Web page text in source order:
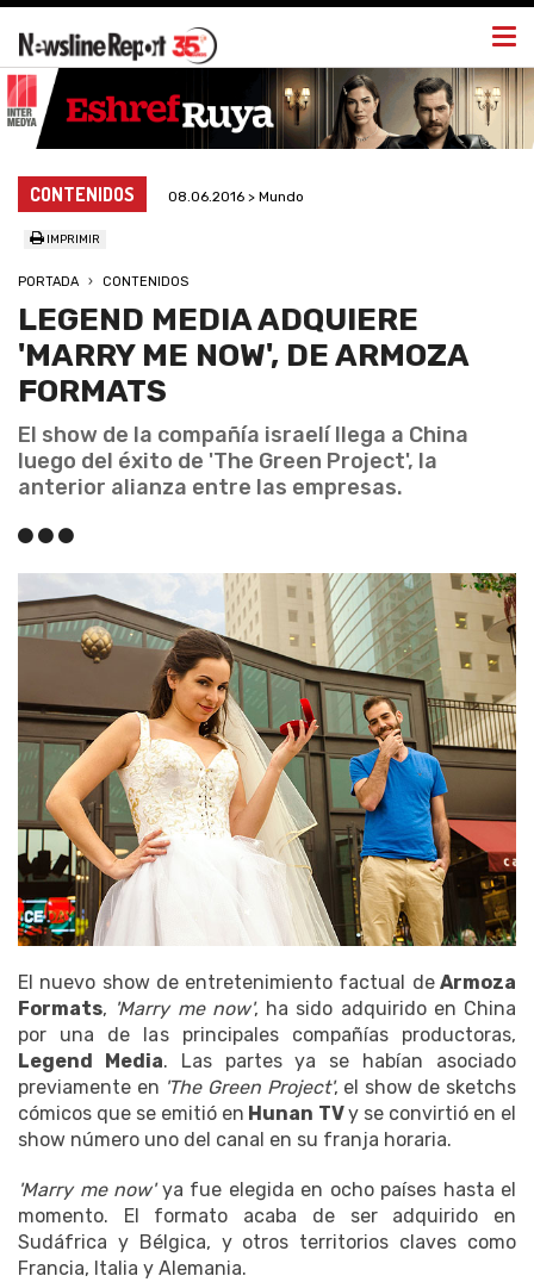
CONTENIDOS 08.06.2016 > Mundo
IMPRIMIR
PORTADA CONTENIDOS
LEGEND MEDIA ADQUIERE
'MARRY ME NOW', DE ARMOZA
FORMATS
El show de la compañía israelí llega a China
luego del éxito de 'The Green Project', la
anterior alianza entre las empresas.
El nuevo show de entretenimiento factual deArmoza
Formats, 'Marry me now', ha sido adquirido en China
por una de las principales compañías productoras,
Legend Media. Las partes ya se habían asociado
previamente en 'The Green Project', el show de sketchs
cómicos que se emitió en Hunan TVy se convirtió en el
show número uno del canal en su franja horaria.
'Marry me now'ya fue elegida en ocho países hasta el
momento. El formato acaba de ser adquirido en
Sudáfrica y Bélgica, y otros territorios claves como
Francia, Italia y Alemania.